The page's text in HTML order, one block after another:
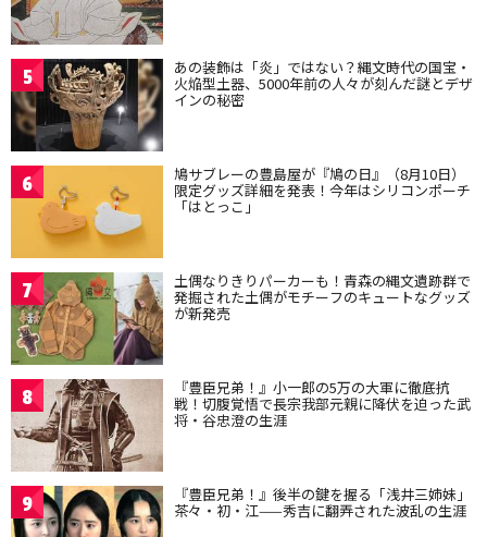
5 あの装飾は「炎」ではない？縄文時代の国宝・
火焔型土器、5000年前の人々が刻んだ謎とデザ
インの秘密
6 鳩サブレーの豊島屋が『鳩の日』（8月10日）
限定グッズ詳細を発表！今年はシリコンポーチ
「はとっこ」
7 土偶なりきりパーカーも！青森の縄文遺跡群で
発掘された土偶がモチーフのキュートなグッズ
が新発売
8 『豊臣兄弟！』小一郎の5万の大軍に徹底抗
戦！切腹覚悟で長宗我部元親に降伏を迫った武
将・谷忠澄の生涯
9 『豊臣兄弟！』後半の鍵を握る「浅井三姉妹」
茶々・初・江——秀吉に翻弄された波乱の生涯